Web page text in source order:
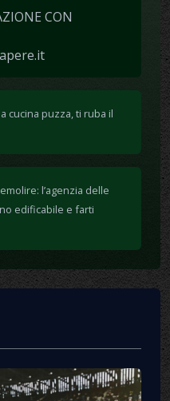
CON
cucina puzza, ti ruba il
l’agenzia delle
edificabile e farti